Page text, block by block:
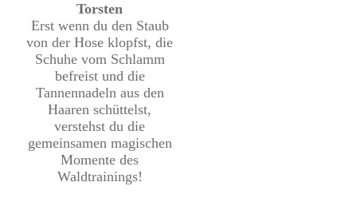
Torsten
Erst wenn du den Staub
von der Hose klopfst, die
Schuhe vom Schlamm
befreist und die
Tannennadeln aus den
Haaren schüttelst,
verstehst du die
gemeinsamen magischen
Momente des
Waldtrainings!